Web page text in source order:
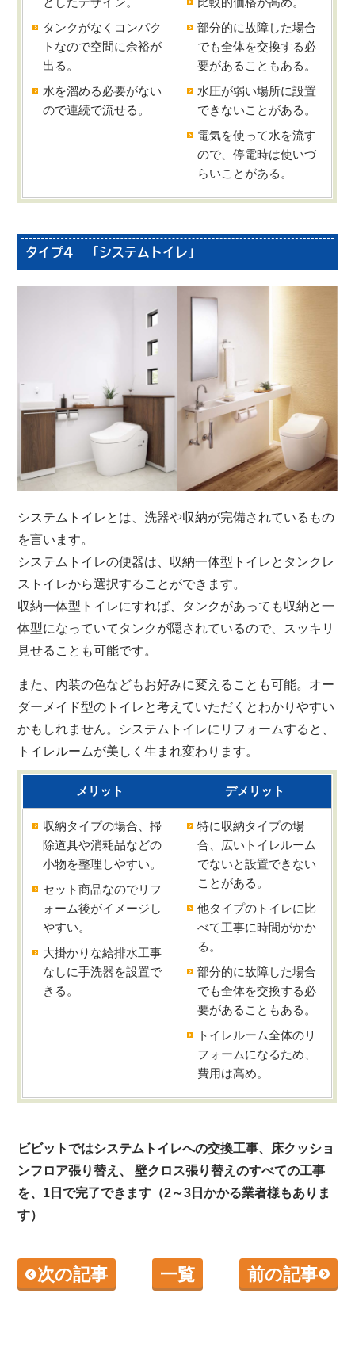
タンクがなくコンパク
トなので空間に余裕が
出る。
水を溜める必要がない
ので連続で流せる。
部分的に故障した場合
でも全体を交換する必
要があることもある。
水圧が弱い場所に設置
できないことがある。
電気を使って水を流す
ので、停電時は使いづ
らいことがある。
タイプ4 「システムトイレ」
システムトイレとは、洗器や収納が完備されているもの
を言います。
システムトイレの便器は、収納一体型トイレとタンクレ
ストイレから選択することができます。
収納一体型トイレにすれば、タンクがあっても収納と一
体型になっていてタンクが隠されているので、スッキリ
見せることも可能です。
また、内装の色などもお好みに変えることも可能。オー
ダーメイド型のトイレと考えていただくとわかりやすい
かもしれません。システムトイレにリフォームすると、
トイレルームが美しく生まれ変わります。
メリット デメリット
収納タイプの場合、掃
除道具や消耗品などの
小物を整理しやすい。
セット商品なのでリフ
ォーム後がイメージし
やすい。
大掛かりな給排水工事
なしに手洗器を設置で
きる。
特に収納タイプの場
合、広いトイレルーム
でないと設置できない
ことがある。
他タイプのトイレに比
べて工事に時間がかか
る。
部分的に故障した場合
でも全体を交換する必
要があることもある。
トイレルーム全体のリ
フォームになるため、
費用は高め。
ビビットではシステムトイレへの交換工事、床クッショ
ンフロア張り替え、 壁クロス張り替えのすべての工事
を、1日で完了できます（2～3日かかる業者様もありま
す）
次の記事 一覧 前の記事